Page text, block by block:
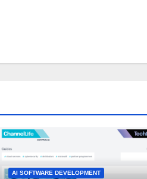
AI SOFTWARE DEVELOPMENT